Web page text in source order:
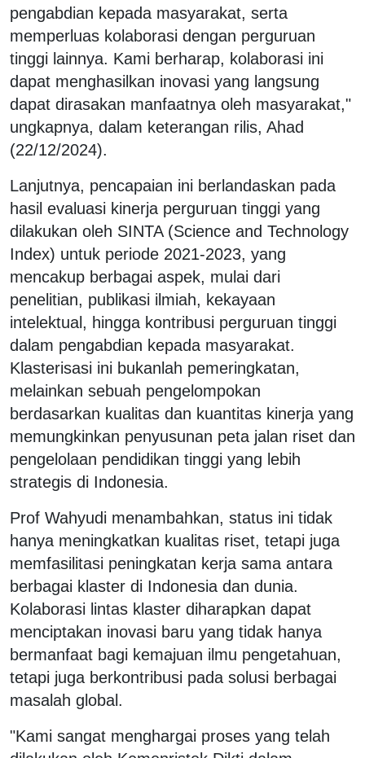
pengabdian kepada masyarakat, serta
memperluas kolaborasi dengan perguruan
tinggi lainnya. Kami berharap, kolaborasi ini
dapat menghasilkan inovasi yang langsung
dapat dirasakan manfaatnya oleh masyarakat,"
ungkapnya, dalam keterangan rilis, Ahad
(22/12/2024).
Lanjutnya, pencapaian ini berlandaskan pada
hasil evaluasi kinerja perguruan tinggi yang
dilakukan oleh SINTA (Science and Technology
Index) untuk periode 2021-2023, yang
mencakup berbagai aspek, mulai dari
penelitian, publikasi ilmiah, kekayaan
intelektual, hingga kontribusi perguruan tinggi
dalam pengabdian kepada masyarakat.
Klasterisasi ini bukanlah pemeringkatan,
melainkan sebuah pengelompokan
berdasarkan kualitas dan kuantitas kinerja yang
memungkinkan penyusunan peta jalan riset dan
pengelolaan pendidikan tinggi yang lebih
strategis di Indonesia.
Prof Wahyudi menambahkan, status ini tidak
hanya meningkatkan kualitas riset, tetapi juga
memfasilitasi peningkatan kerja sama antara
berbagai klaster di Indonesia dan dunia.
Kolaborasi lintas klaster diharapkan dapat
menciptakan inovasi baru yang tidak hanya
bermanfaat bagi kemajuan ilmu pengetahuan,
tetapi juga berkontribusi pada solusi berbagai
masalah global.
"Kami sangat menghargai proses yang telah